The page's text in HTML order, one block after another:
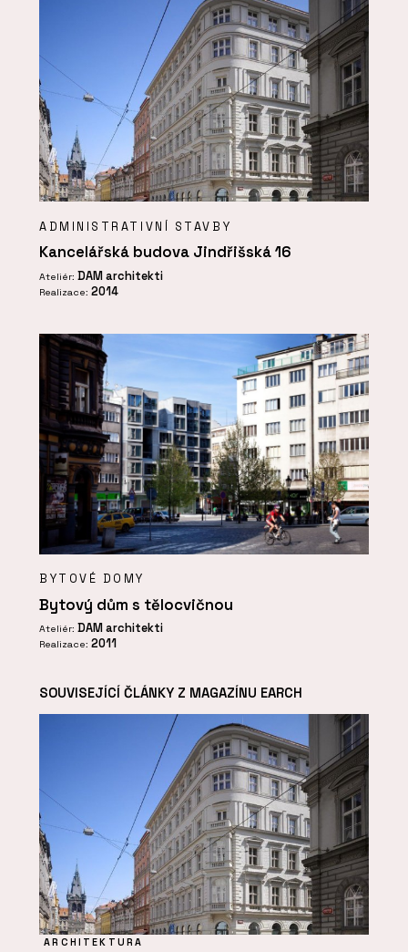
ADMINISTRATIVNÍ STAVBY
Kancelářská budova Jindřišská 16
Ateliér: DAM architekti
Realizace: 2014
BYTOVÉ DOMY
Bytový dům s tělocvičnou
Ateliér: DAM architekti
Realizace: 2011
SOUVISEJÍCÍ ČLÁNKY Z MAGAZÍNU EARCH
ARCHITEKTURA